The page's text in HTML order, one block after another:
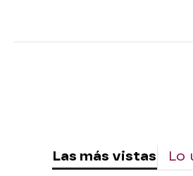
Las más vistas Lo